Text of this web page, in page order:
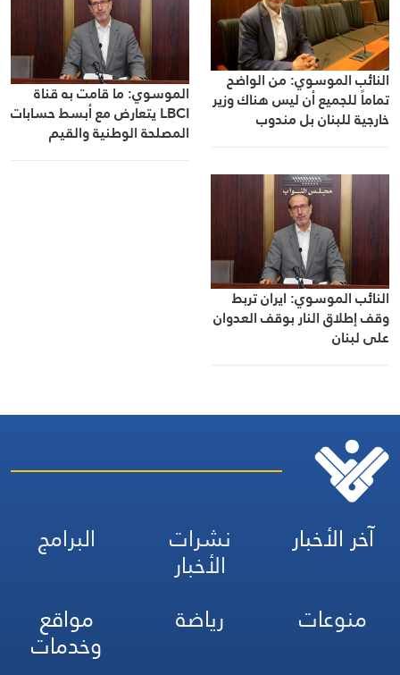
النائب الموسوي: من الواضح
تماماً للجميع أن ليس هناك وزير
خارجية للبنان بل مندوب
الموسوي: ما قامت به قناة
LBCI يتعارض مع أبسط حسابات
المصلحة الوطنية والقيم
النائب الموسوي: ايران تربط
وقف إطلاق النار بوقف العدوان
على لبنان
آخر الأخبار نشرات
الأخبار
البرامج
منوعات
رياضة مواقع
وخدمات